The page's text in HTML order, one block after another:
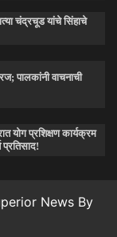
चंद्रचूड यांचे सिंहाचे
पालकांनी वाचनाची
योग प्रशिक्षण कार्यक्रम
प्रतिसाद!
News By